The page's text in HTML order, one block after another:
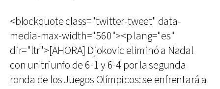
<blockquote class="twitter-tweet" data-
media-max-width="560"><p lang="es"
dir="ltr">[AHORA] Djokovic eliminó a Nadal
con un triunfo de 6-1 y 6-4 por la segunda
ronda de los Juegos Olímpicos: se enfrentará a